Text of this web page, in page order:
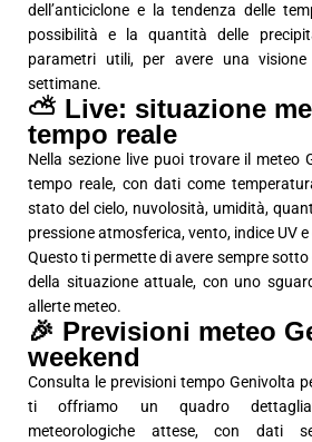
dell’anticiclone e la tendenza delle
possibilità e la quantità delle
parametri utili, per avere una
settimane.
⛅ Live: situazione
tempo reale
Nella sezione live puoi trovare il meteo
tempo reale, con dati come
stato del cielo, nuvolosità, umidità,
pressione atmosferica, vento, indice UV e
Questo ti permette di avere sempre
della situazione attuale, con uno
allerte meteo.
🎉 Previsioni meteo
weekend
Consulta le previsioni tempo Genivolta
ti offriamo un quadro
meteorologiche attese, con dati